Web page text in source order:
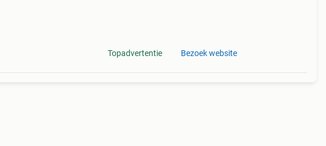
Topadvertentie Bezoek website